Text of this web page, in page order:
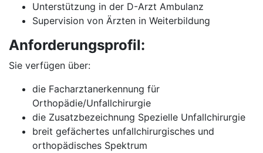
Unterstützung in der D-Arzt Ambulanz
Supervision von Ärzten in Weiterbildung
Anforderungsprofil:
Sie verfügen über:
die Facharztanerkennung für
Orthopädie/Unfallchirurgie
die Zusatzbezeichnung Spezielle Unfallchirurgie
breit gefächertes unfallchirurgisches und
orthopädisches Spektrum